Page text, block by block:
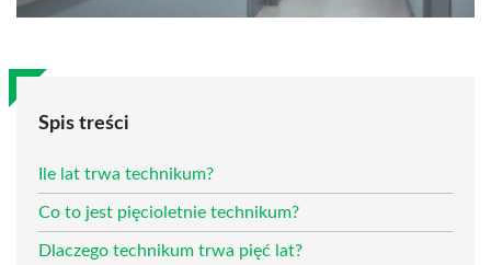
Spis treści
Ile lat trwa technikum?
Co to jest pięcioletnie technikum?
Dlaczego technikum trwa pięć lat?